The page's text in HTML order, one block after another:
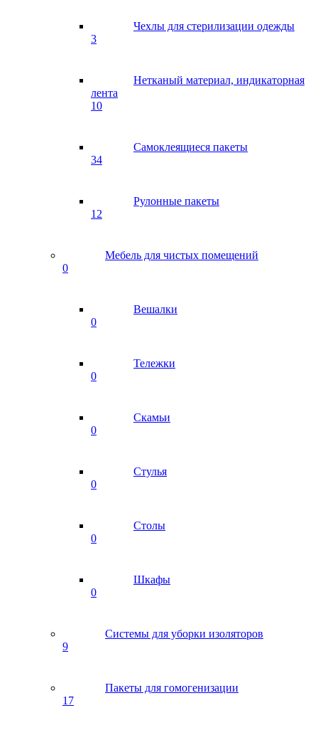
Чехлы для стерилизации одежды
3
Нетканый материал, индикаторная
лента
10
Самоклеящиеся пакеты
34
Рулонные пакеты
12
Мебель для чистых помещений
0
Вешалки
0
Тележки
0
Скамьи
0
Стулья
0
Столы
0
Шкафы
0
Системы для уборки изоляторов
9
Пакеты для гомогенизации
17